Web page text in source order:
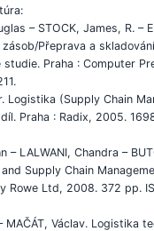
– STOCK, James, R. –
Přeprava a
studie. Praha : Computer
Logistika (Supply Chain
Praha : Radix, 2005.
– LALWANI, Chandra –
Supply Chain
Rowe Ltd, 2008. 372 pp.
MAČÁT, Václav. Logistika